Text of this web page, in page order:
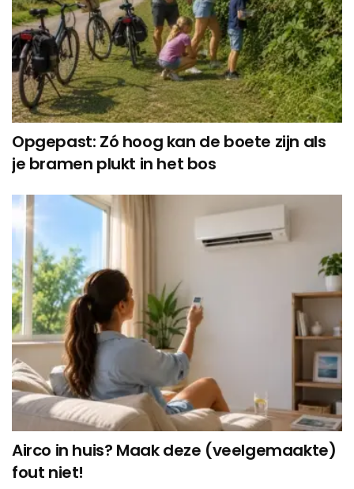
Opgepast: Zó hoog kan de boete zijn als
je bramen plukt in het bos
Airco in huis? Maak deze (veelgemaakte)
fout niet!